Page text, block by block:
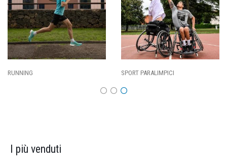
SPORT PARALIMPICI
I più venduti